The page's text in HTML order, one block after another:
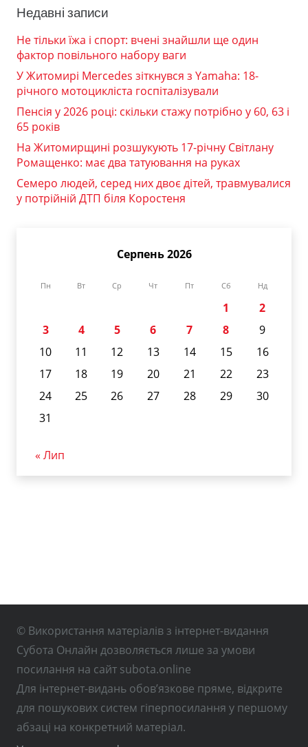
Недавні записи
Не тільки їжа і спорт: вчені знайшли ще один
фактор повільного набору ваги
У Житомирі Mercedes зіткнувся з Yamaha: 18-
річного мотоцикліста госпіталізували
Пенсія у 2026 році: скільки стажу потрібно у 60, 63 і
65 років
На Житомирщині розшукують 17-річну Світлану
Ромащенко: має два татуювання на руках
Семеро людей, серед них двоє дітей, травмувалися
у потрійній ДТП біля Коростеня
Серпень 2026
Пн Вт Ср Чт Пт Сб Нд
1
2
3
4 5 6 7 8
9
10
11 12 13 14 15
16
17
18 19 20 21 22
23
24
25 26 27 28 29
30
31
« Лип
© Використання матеріалів з інтернет-видання
Субота Онлайн дозволяється лише за умови
посилання на сайт subota.online
Для інтернет-видань обов’язкове пряме, відкрите
для пошукових систем гіперпосилання у першому
абзаці на конкретний матеріал.